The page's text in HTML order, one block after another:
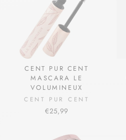
CENT PUR CENT
MASCARA LE
VOLUMINEUX
CENT PUR CENT
€25,99